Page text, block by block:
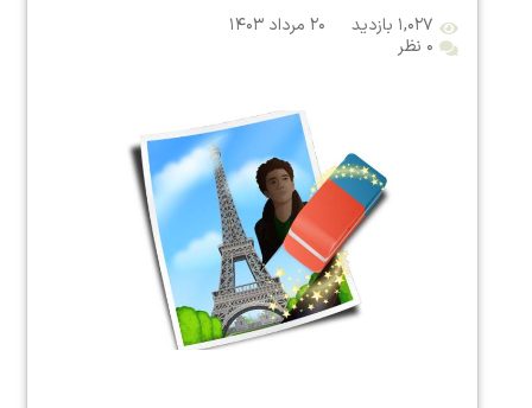
۱,۰۲۷ بازدید
۲۰ مرداد ۱۴۰۳
۰ نظر